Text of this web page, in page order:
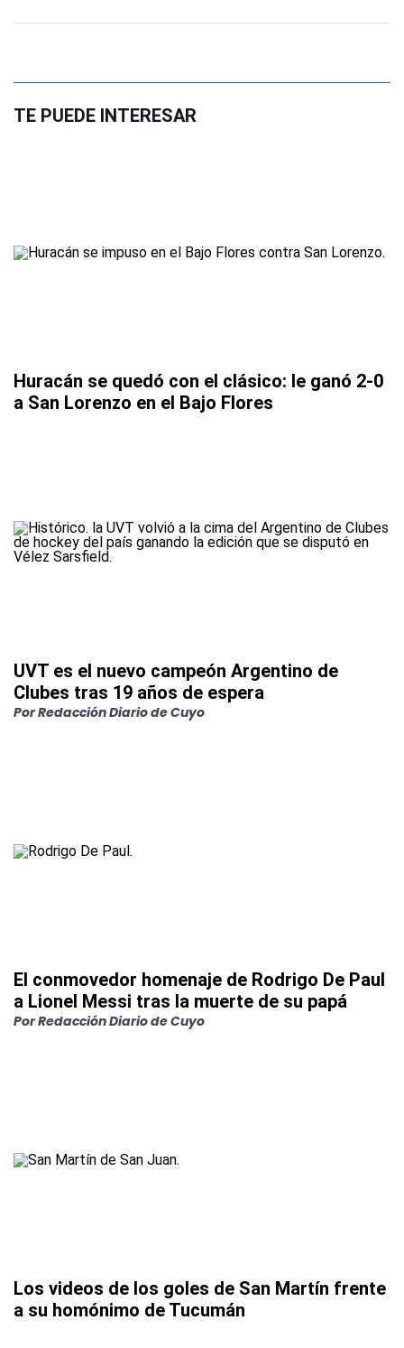
TE PUEDE INTERESAR
Huracán se quedó con el clásico: le ganó 2-0
a San Lorenzo en el Bajo Flores
UVT es el nuevo campeón Argentino de
Clubes tras 19 años de espera
PorRedacción Diario de Cuyo
El conmovedor homenaje de Rodrigo De Paul
a Lionel Messi tras la muerte de su papá
PorRedacción Diario de Cuyo
Los videos de los goles de San Martín frente
a su homónimo de Tucumán